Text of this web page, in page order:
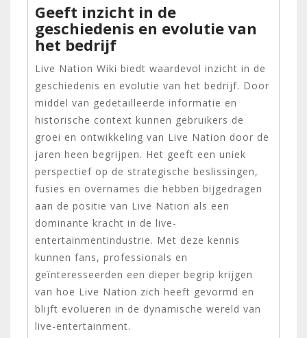
Geeft inzicht in de
geschiedenis en evolutie van
het bedrijf
Live Nation Wiki biedt waardevol inzicht in de
geschiedenis en evolutie van het bedrijf. Door
middel van gedetailleerde informatie en
historische context kunnen gebruikers de
groei en ontwikkeling van Live Nation door de
jaren heen begrijpen. Het geeft een uniek
perspectief op de strategische beslissingen,
fusies en overnames die hebben bijgedragen
aan de positie van Live Nation als een
dominante kracht in de live-
entertainmentindustrie. Met deze kennis
kunnen fans, professionals en
geïnteresseerden een dieper begrip krijgen
van hoe Live Nation zich heeft gevormd en
blijft evolueren in de dynamische wereld van
live-entertainment.